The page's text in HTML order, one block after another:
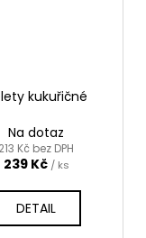
kukuřičné
Na dotaz
213 Kč bez DPH
239 Kč / ks
DETAIL